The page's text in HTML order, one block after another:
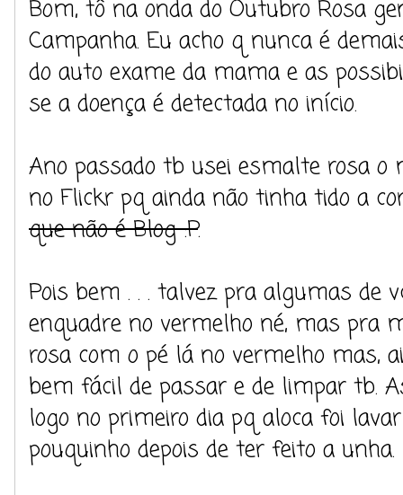
Bom, tô na onda do Outubro Rosa
Campanha. Eu acho q nunca é
do auto exame da mama e as
se a doença é detectada no início.
Ano passado tb usei esmalte rosa o
no Flickr pq ainda não tinha tido a
que não é Blog :P.
Pois bem . . . talvez pra algumas de
enquadre no vermelho né, mas pra
rosa com o pé lá no vermelho mas,
bem fácil de passar e de limpar tb.
logo no primeiro dia pq aloca foi
pouquinho depois de ter feito a unha.